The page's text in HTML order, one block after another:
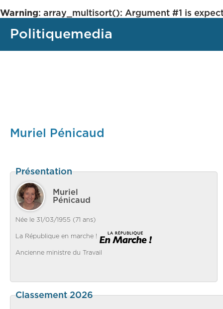
Warning: array_multisort(): Argument #1 is
Politiquemedia
Muriel Pénicaud
Présentation
Muriel
Pénicaud
Née le 31/03/1955 (71 ans)
La République en marche !
Ancienne ministre du Travail
Classement 2026